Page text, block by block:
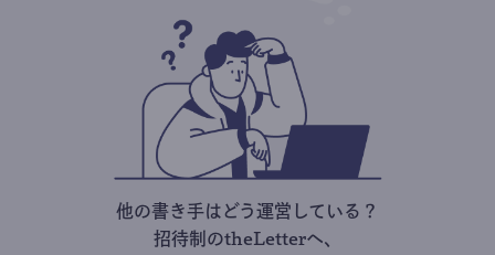
他の書き手はどう運営している？
招待制のtheLetterへ、